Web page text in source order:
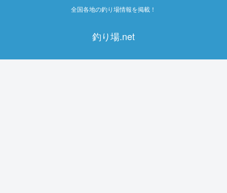
全国各地の釣り場情報を掲載！
釣り場.net